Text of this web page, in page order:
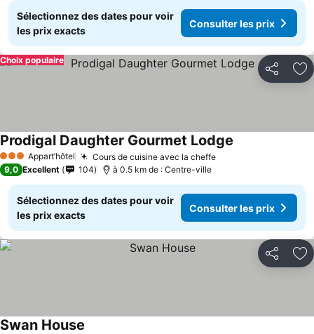
Sélectionnez des dates pour voir
les prix exacts
Consulter les prix
Partager
Choix populaire
3 ÉtoilesAppart’hôtel Cours de cuisine avec la cheffe
Prodigal Daughter Gourmet Lodge
9,0 Excellent 104 à 0.5 km de : Centre-ville
Sélectionnez des dates pour voir
les prix exacts
Consulter les prix
Partager
Swan House